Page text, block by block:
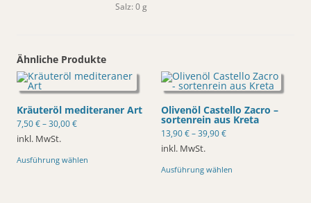
Salz: 0 g
Ähnliche Produkte
Kräuteröl mediteraner Art
7,50€–30,00€
inkl. MwSt.
Ausführung wählen
Olivenöl Castello Zacro –
sortenrein aus Kreta
13,90€–39,90€
inkl. MwSt.
Ausführung wählen